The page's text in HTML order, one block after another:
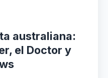
australiana:
el Doctor y